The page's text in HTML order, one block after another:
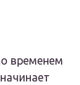
временем